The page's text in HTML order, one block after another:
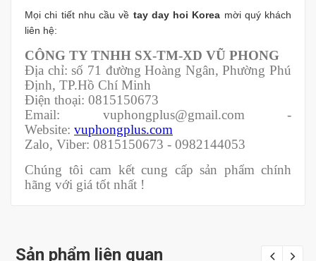
Mọi chi tiết nhu cầu về tay day hoi Korea mời quý khách
liên hệ:
CÔNG TY TNHH SX-TM-XD VŨ PHONG
Địa chỉ: số 71 đường Hoàng Ngân, Phường Phú
Định, TP.Hồ Chí Minh
Điện thoại: 0815150673
Email: vuphongplus@gmail.com -
Website: vuphongplus.com
Zalo, Viber: 0815150673 - 0982144053
Chúng tôi cam kết cung cấp sản phẩm chính
hãng với giá tốt nhất !
Sản phẩm liên quan